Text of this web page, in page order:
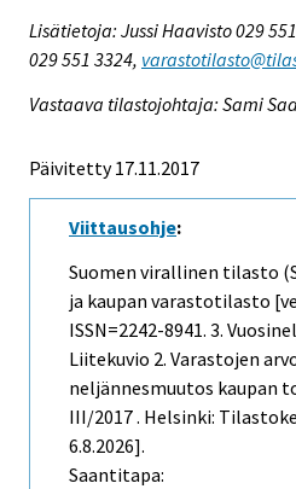
Lisätietoja: Jussi Haavisto 029
029 551 3324,
Vastaava tilastojohtaja: Sami
Päivitetty 17.11.2017
Viittausohje:
Suomen virallinen tilasto
ja kaupan varastotilasto
ISSN=2242-8941. 3.
Liitekuvio 2. Varastojen
neljännesmuutos kaupan
III/2017 . Helsinki:
6.8.2026].
Saantitapa: